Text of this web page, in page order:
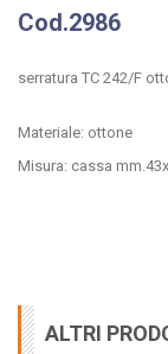
Cod.2986
serratura TC 242/F
Materiale: ottone
Misura: cassa
ALTRI